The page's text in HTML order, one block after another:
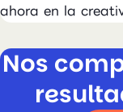
ahora en la
Nos